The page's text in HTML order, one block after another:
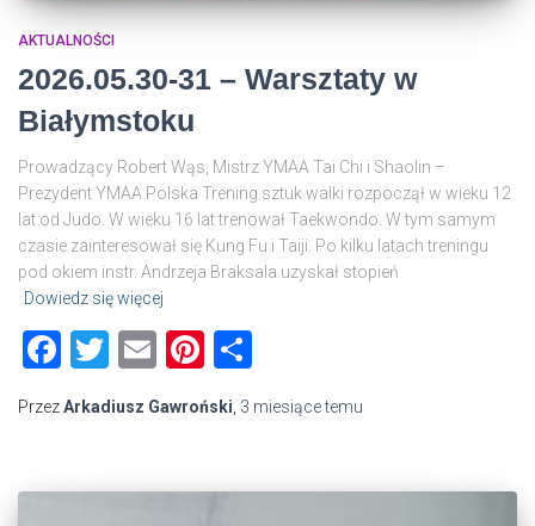
AKTUALNOŚCI
2026.05.30-31 – Warsztaty w
Białymstoku
Prowadzący Robert Wąs, Mistrz YMAA Tai Chi i Shaolin –
Prezydent YMAA Polska Trening sztuk walki rozpoczął w wieku 12
lat od Judo. W wieku 16 lat trenował Taekwondo. W tym samym
czasie zainteresował się Kung Fu i Taiji. Po kilku latach treningu
pod okiem instr. Andrzeja Braksala uzyskał stopień
Dowiedz się więcej
Facebook
Twitter
EmailPinterest
PrzezArkadiusz Gawroński 3 miesiącetemu